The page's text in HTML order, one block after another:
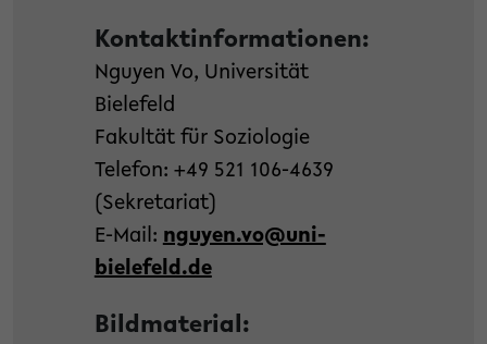
Kontaktinformationen:
Nguyen Vo, Universität
Bielefeld
Fakultät für Soziologie
Telefon: +49 521 106-4639
(Sekretariat)
E-Mail: nguyen.vo@uni-
bielefeld.de
Bildmaterial: